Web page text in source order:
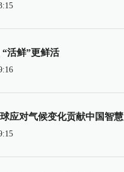
活鲜”更鲜活
应对气候变化贡献中国智慧